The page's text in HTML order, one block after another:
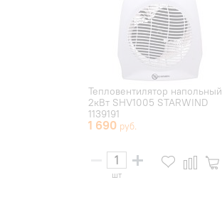
Тепловентилятор напольный
2кВт SHV1005 STARWIND
1139191
1 690
шт